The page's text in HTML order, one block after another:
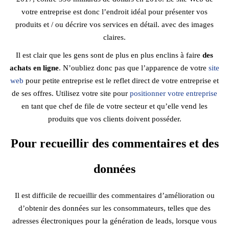
votre entreprise est donc l’endroit idéal pour présenter vos
produits et / ou décrire vos services en détail. avec des images
claires.
Il est clair que les gens sont de plus en plus enclins à faire des
achats en ligne. N’oubliez donc pas que l’apparence de votre site
web pour petite entreprise est le reflet direct de votre entreprise et
de ses offres. Utilisez votre site pour positionner votre entreprise
en tant que chef de file de votre secteur et qu’elle vend les
produits que vos clients doivent posséder.
Pour recueillir des commentaires et des
données
Il est difficile de recueillir des commentaires d’amélioration ou
d’obtenir des données sur les consommateurs, telles que des
adresses électroniques pour la génération de leads, lorsque vous